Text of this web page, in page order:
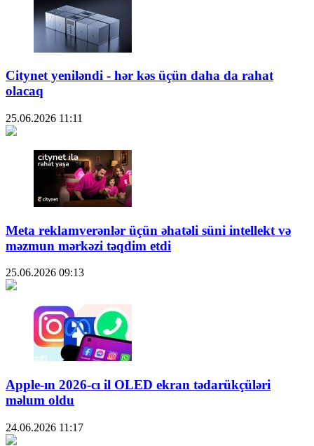
Citynet yeniləndi - hər kəs üçün daha da rahat
olacaq
25.06.2026 11:11
Meta reklamverənlər üçün əhatəli süni intellekt və
məzmun mərkəzi təqdim etdi
25.06.2026 09:13
Apple-ın 2026-cı il OLED ekran tədarükçüləri
məlum oldu
24.06.2026 11:17